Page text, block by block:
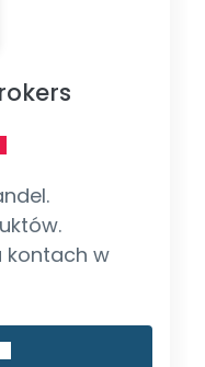
kontach w